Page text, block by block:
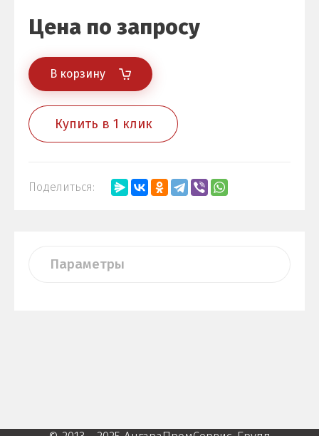
Цена по запросу
В корзину
Купить в 1 клик
Поделиться:
Параметры